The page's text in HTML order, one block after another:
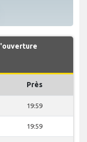
Près
19:59
19:59